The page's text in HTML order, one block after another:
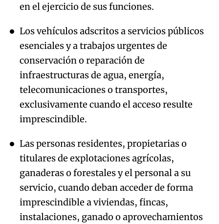
en el ejercicio de sus funciones.
Los vehículos adscritos a servicios públicos
esenciales y a trabajos urgentes de
conservación o reparación de
infraestructuras de agua, energía,
telecomunicaciones o transportes,
exclusivamente cuando el acceso resulte
imprescindible.
Las personas residentes, propietarias o
titulares de explotaciones agrícolas,
ganaderas o forestales y el personal a su
servicio, cuando deban acceder de forma
imprescindible a viviendas, fincas,
instalaciones, ganado o aprovechamientos